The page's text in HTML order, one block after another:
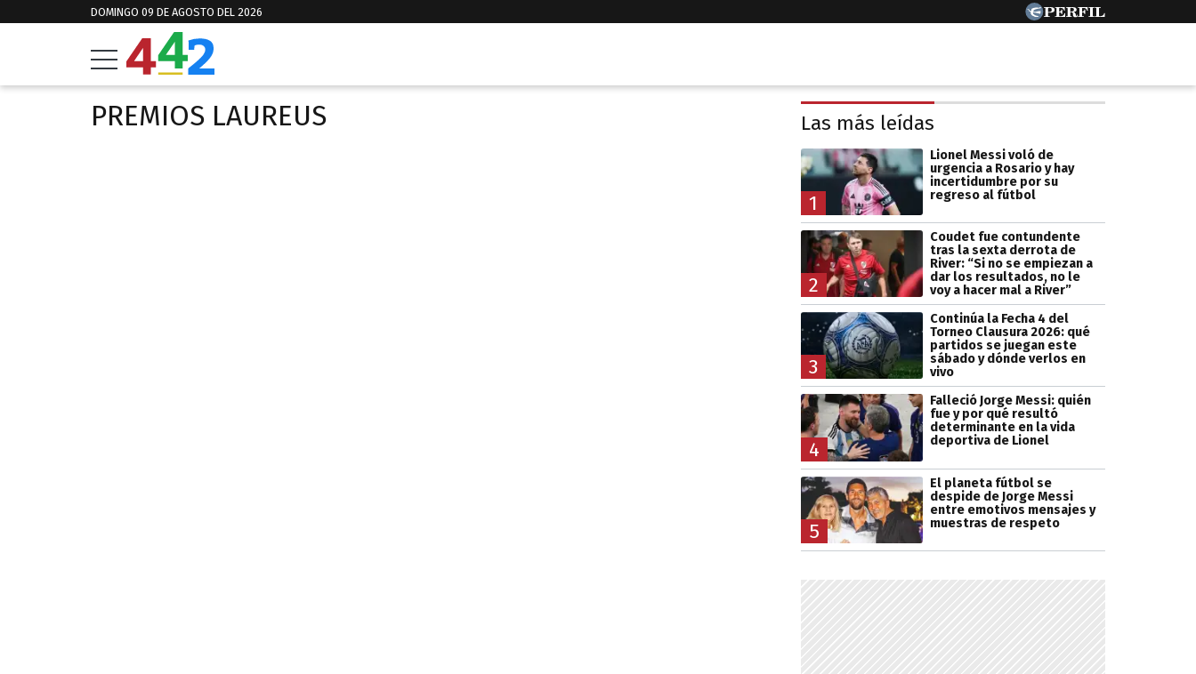
DOMINGO 09 DE AGOSTO DEL 2026
PREMIOS LAUREUS Las más leídas
1
Lionel Messi voló de
urgencia a Rosario y hay
incertidumbre por su
regreso al fútbol
2
Coudet fue contundente
tras la sexta derrota de
River: “Si no se empiezan a
dar los resultados, no le
voy a hacer mal a River”
3
Continúa la Fecha 4 del
Torneo Clausura 2026: qué
partidos se juegan este
sábado y dónde verlos en
vivo
4
Falleció Jorge Messi: quién
fue y por qué resultó
determinante en la vida
deportiva de Lionel
5
El planeta fútbol se
despide de Jorge Messi
entre emotivos mensajes y
muestras de respeto